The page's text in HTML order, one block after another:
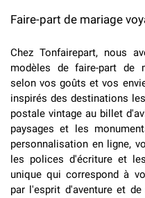
Faire-part de mariage
Chez Tonfairepart, nous
modèles de faire-part de
selon vos goûts et vos
inspirés des destinations
postale vintage au billet
paysages et les
personnalisation en ligne,
les polices d'écriture et
unique qui correspond à
par l'esprit d'aventure et